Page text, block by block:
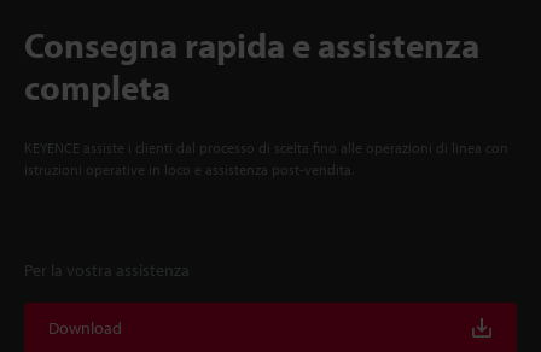
Consegna rapida e assistenza
completa
KEYENCE assiste i clienti dal processo di scelta fino alle operazioni di linea con
istruzioni operative in loco e assistenza post-vendita.
Per la vostra assistenza
Download